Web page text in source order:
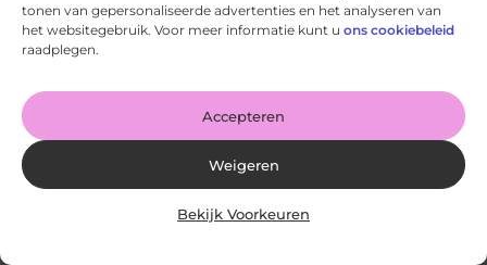
tonen van gepersonaliseerde advertenties en het analyseren van
het websitegebruik. Voor meer informatie kunt u ons cookiebeleid
raadplegen.
Accepteren
Weigeren
Bekijk Voorkeuren
Wanneer schakel je een glaszetter in en wat kun je van
hem verwachten?
Goed artikel? Deel hem dan op: Share on X (Twitter)